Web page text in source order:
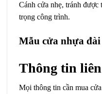
Cánh cửa nhẹ, tránh được
trọng công trình.
Mẫu cửa nhựa
Thông tin
Mọi thông tin cần mua